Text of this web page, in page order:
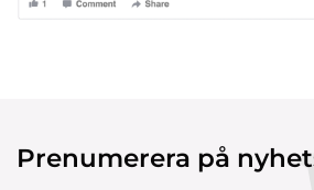
Prenumerera på